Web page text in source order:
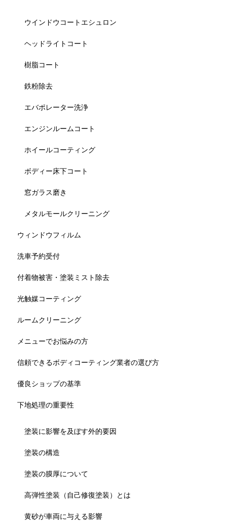
ウインドウコートエシュロン
ヘッドライトコート
樹脂コート
鉄粉除去
エバポレーター洗浄
エンジンルームコート
ホイールコーティング
ボディー床下コート
窓ガラス磨き
メタルモールクリーニング
ウィンドウフィルム
洗車予約受付
付着物被害・塗装ミスト除去
光触媒コーティング
ルームクリーニング
メニューでお悩みの方
信頼できるボディコーティング業者の選び方
優良ショップの基準
下地処理の重要性
塗装に影響を及ぼす外的要因
塗装の構造
塗装の膜厚について
高弾性塗装（自己修復塗装）とは
黄砂が車両に与える影響